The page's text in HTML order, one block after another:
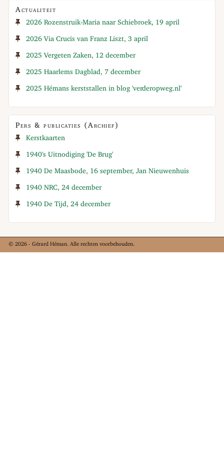
Actualiteit
2026 Rozenstruik-Maria naar Schiebroek, 19 april
2026 Via Crucis van Franz Liszt, 3 april
2025 Vergeten Zaken, 12 december
2025 Haarlems Dagblad, 7 december
2025 Hémans kerststallen in blog 'verderopweg.nl'
Pers & publicaties (Archief)
Kerstkaarten
1940's Uitnodiging 'De Brug'
1940 De Maasbode, 16 september, Jan Nieuwenhuis
1940 NRC, 24 december
1940 De Tijd, 24 december
© 2026 - Gérard Héman. Alle rechten voorbehouden.